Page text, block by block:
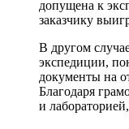
допущена к
заказчику
В другом
экспедиции,
документы на
Благодаря
и